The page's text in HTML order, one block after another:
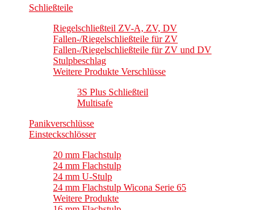
Schließteile
Riegelschließteil ZV-A, ZV, DV
Fallen-/Riegelschließteile für ZV
Fallen-/Riegelschließteile für ZV und DV
Stulpbeschlag
Weitere Produkte Verschlüsse
3S Plus Schließteil
Multisafe
Panikverschlüsse
Einsteckschlösser
20 mm Flachstulp
24 mm Flachstulp
24 mm U-Stulp
24 mm Flachstulp Wicona Serie 65
Weitere Produkte